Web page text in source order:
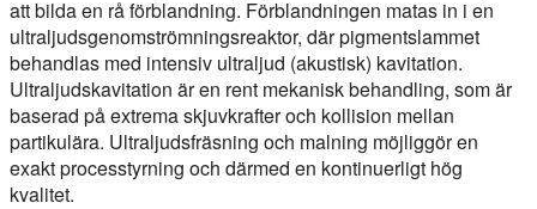
att bilda en rå förblandning. Förblandningen matas in i en
ultraljudsgenomströmningsreaktor, där pigmentslammet
behandlas med intensiv ultraljud (akustisk) kavitation.
Ultraljudskavitation är en rent mekanisk behandling, som är
baserad på extrema skjuvkrafter och kollision mellan
partikulära. Ultraljudsfräsning och malning möjliggör en
exakt processtyrning och därmed en kontinuerligt hög
kvalitet.